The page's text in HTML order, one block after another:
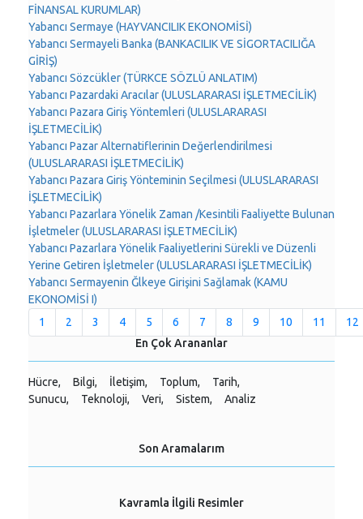
FİNANSAL KURUMLAR)
Yabancı Sermaye (HAYVANCILIK EKONOMİSİ)
Yabancı Sermayeli Banka (BANKACILIK VE SİGORTACILIĞA
GİRİŞ)
Yabancı Sözcükler (TÜRKCE SÖZLÜ ANLATIM)
Yabancı Pazardaki Aracılar (ULUSLARARASI İŞLETMECİLİK)
Yabancı Pazara Giriş Yöntemleri (ULUSLARARASI
İŞLETMECİLİK)
Yabancı Pazar Alternatiflerinin Değerlendirilmesi
(ULUSLARARASI İŞLETMECİLİK)
Yabancı Pazara Giriş Yönteminin Seçilmesi (ULUSLARARASI
İŞLETMECİLİK)
Yabancı Pazarlara Yönelik Zaman /Kesintili Faaliyette Bulunan
İşletmeler (ULUSLARARASI İŞLETMECİLİK)
Yabancı Pazarlara Yönelik Faaliyetlerini Sürekli ve Düzenli
Yerine Getiren İşletmeler (ULUSLARARASI İŞLETMECİLİK)
Yabancı Sermayenin Ğlkeye Girişini Sağlamak (KAMU
EKONOMİSİ I)
1
2 3 4 5 6 7 8 9 10 11
12
En Çok Arananlar
Hücre, Bilgi, İletişim, Toplum,
Tarih,
Sunucu,
Teknoloji, Veri, Sistem, Analiz
Son Aramalarım
Kavramla İlgili Resimler